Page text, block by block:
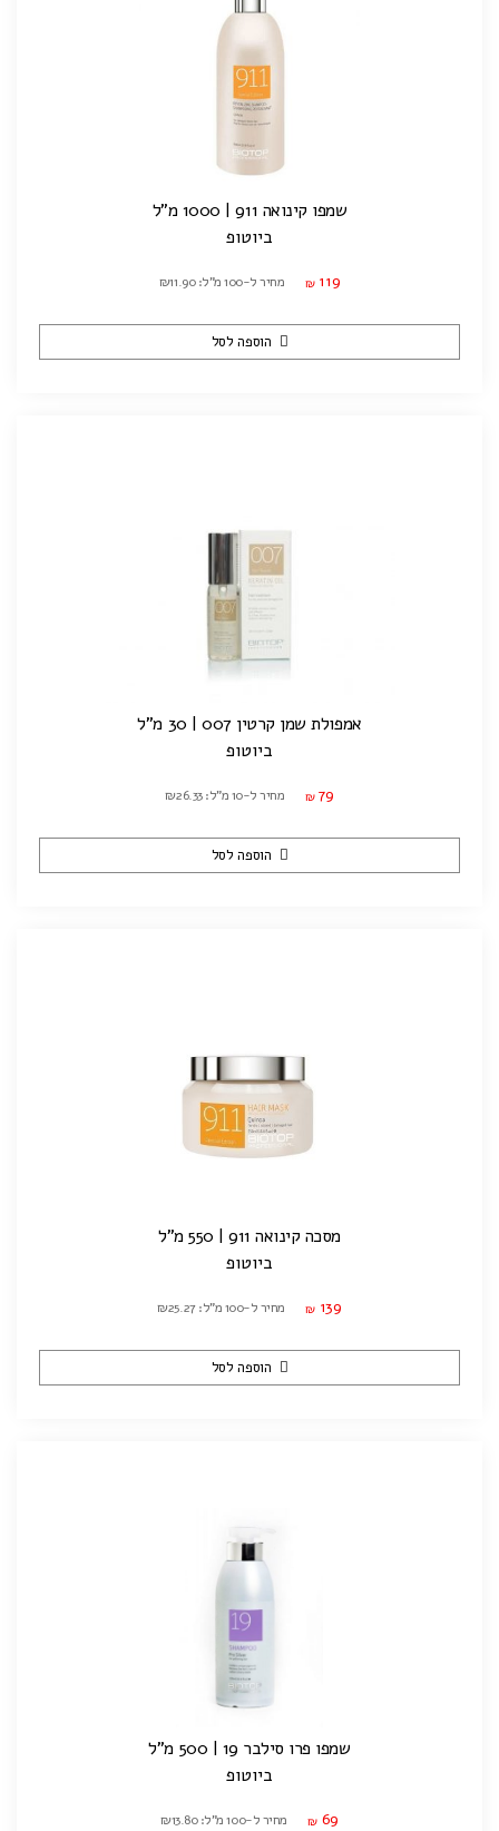
שמפו קינואה 911 | 1000 מ"ל
ביוטופ
₪ 119 מחיר ל-100 מ"ל: ₪11.90
הוספה לסל
אמפולת שמן קרטין 007 | 30 מ"ל
ביוטופ
₪ 79 מחיר ל-10 מ"ל: ₪26.33
הוספה לסל
מסכה קינואה 911 | 550 מ"ל
ביוטופ
₪ 139 מחיר ל-100 מ"ל: ₪25.27
הוספה לסל
שמפו פרו סילבר 19 | 500 מ"ל
ביוטופ
₪ 69 מחיר ל-100 מ"ל: ₪13.80